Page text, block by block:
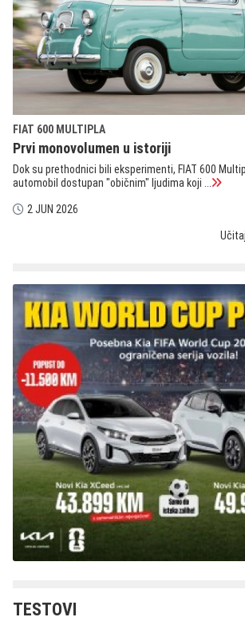
FIAT 600 MULTIPLA
Prvi monovolumen u istoriji
Dok su prethodnici bili eksperimenti, FIAT 600
automobil dostupan "običnim" ljudima koji ...
2 JUN 2026
TESTOVI